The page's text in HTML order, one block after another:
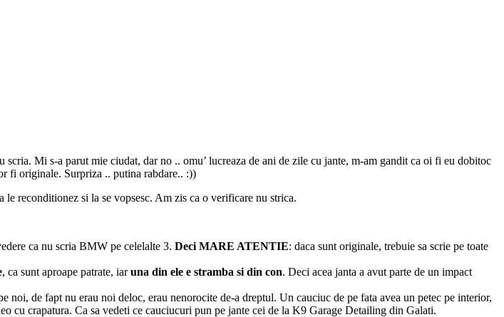
Mi s-a parut mie ciudat, dar no .. omu’ lucreaza de ani de zile cu jante, m-am gandit ca oi fi eu dobitoc
fi originale. Surpriza .. putina rabdare.. :))
le reconditionez si la se vopsesc. Am zis ca o verificare nu strica.
ca nu scria BMW pe celelalte 3. Deci MARE ATENTIE: daca sunt originale, trebuie sa scrie pe toate
, ca sunt aproape patrate, iaruna din ele e stramba si din con. Deci acea janta a avut parte de un impact
de fapt nu erau noi deloc, erau nenorocite de-a dreptul. Un cauciuc de pe fata avea un petec pe interior,
cu crapatura. Ca sa vedeti ce cauciucuri pun pe jante cei de la K9 Garage Detailing din Galati.